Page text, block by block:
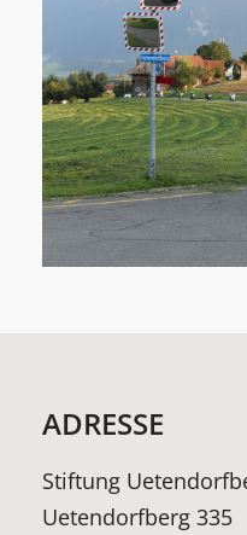
ADRESSE
Stiftung
Uetendorfberg 335